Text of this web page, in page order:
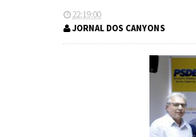
22:19:00
JORNAL DOS CANYONS